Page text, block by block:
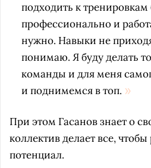
подходить к тренировкам
профессионально и
нужно. Навыки не
понимаю. Я буду делать
команды и для меня
и поднимемся в топ.
При этом Гасанов знает о
коллектив делает все, чтобы
потенциал.